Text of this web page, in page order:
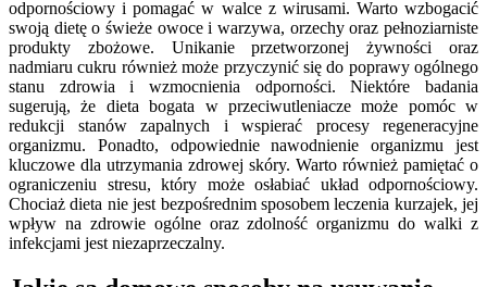
odpornościowy i pomagać w walce z wirusami. Warto wzbogacić
swoją dietę o świeże owoce i warzywa, orzechy oraz pełnoziarniste
produkty zbożowe. Unikanie przetworzonej żywności oraz
nadmiaru cukru również może przyczynić się do poprawy ogólnego
stanu zdrowia i wzmocnienia odporności. Niektóre badania
sugerują, że dieta bogata w przeciwutleniacze może pomóc w
redukcji stanów zapalnych i wspierać procesy regeneracyjne
organizmu. Ponadto, odpowiednie nawodnienie organizmu jest
kluczowe dla utrzymania zdrowej skóry. Warto również pamiętać o
ograniczeniu stresu, który może osłabiać układ odpornościowy.
Chociaż dieta nie jest bezpośrednim sposobem leczenia kurzajek, jej
wpływ na zdrowie ogólne oraz zdolność organizmu do walki z
infekcjami jest niezaprzeczalny.